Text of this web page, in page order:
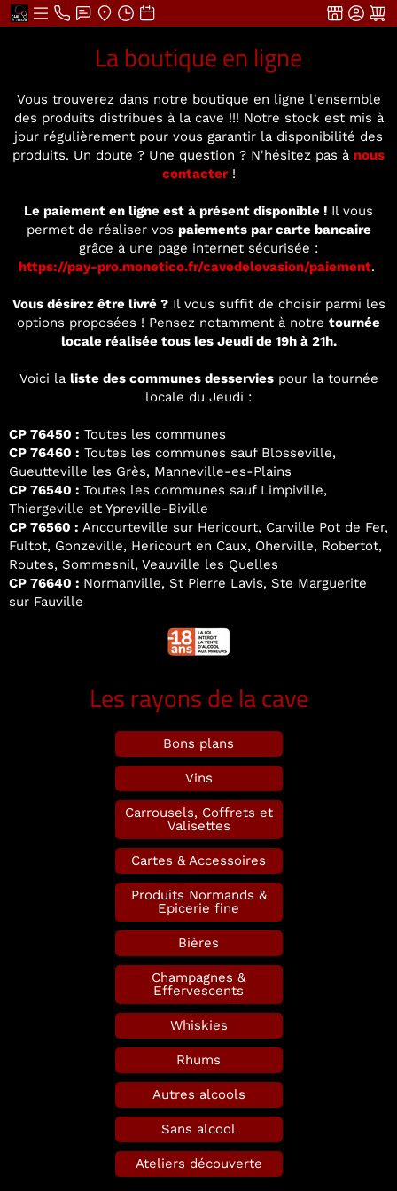
La boutique en ligne
Vous trouverez dans notre boutique en ligne l'ensemble
des produits distribués à la cave !!! Notre stock est mis à
jour régulièrement pour vous garantir la disponibilité des
produits. Un doute ? Une question ? N'hésitez pas à nous
contacter!
Le paiement en ligne est à présent disponible ! Il vous
permet de réaliser vos paiements par carte bancaire
grâce à une page internet sécurisée :
https://pay-pro.monetico.fr/cavedelevasion/paiement.
Vous désirez être livré ?Il vous suffit de choisir parmi les
options proposées ! Pensez notamment à notre tournée
locale réalisée tous les Jeudi de 19h à 21h.
Voici la liste des communes desserviespour la tournée
locale du Jeudi :
CP 76450 : Toutes les communes
CP 76460 : Toutes les communes sauf Blosseville,
Gueutteville les Grès, Manneville-es-Plains
CP 76540 : Toutes les communes sauf Limpiville,
Thiergeville et Ypreville-Biville
CP 76560 : Ancourteville sur Hericourt, Carville Pot de Fer,
Fultot, Gonzeville, Hericourt en Caux, Oherville, Robertot,
Routes, Sommesnil, Veauville les Quelles
CP 76640 : Normanville, St Pierre Lavis, Ste Marguerite
sur Fauville
Les rayons de la cave
Bons plans
Vins
Carrousels, Coffrets et
Valisettes
Cartes & Accessoires
Produits Normands &
Epicerie fine
Bières
Champagnes &
Effervescents
Whiskies
Rhums
Autres alcools
Sans alcool
Ateliers découverte